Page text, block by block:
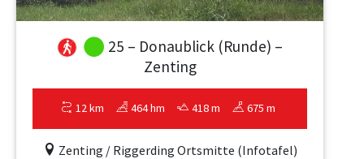
25 – Donaublick (Runde) –
Zenting
12 km 464 hm 418 m 675 m
Zenting / Riggerding Ortsmitte (Infotafel)